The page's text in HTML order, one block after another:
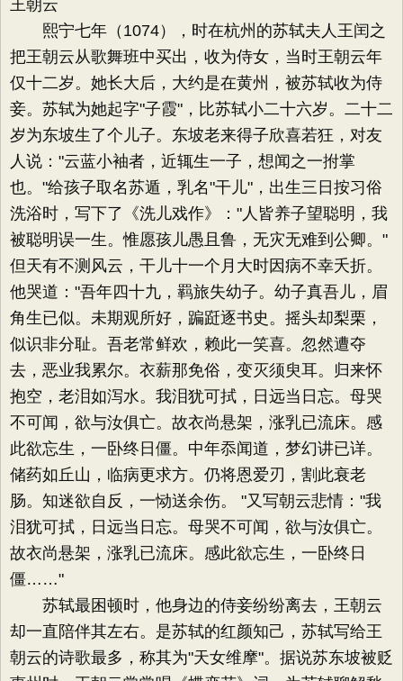
王朝云
熙宁七年（1074），时在杭州的苏轼夫人王闰之
把王朝云从歌舞班中买出，收为侍女，当时王朝云年
仅十二岁。她长大后，大约是在黄州，被苏轼收为侍
妾。苏轼为她起字"子霞"，比苏轼小二十六岁。二十二
岁为东坡生了个儿子。东坡老来得子欣喜若狂，对友
人说："云蓝小袖者，近辄生一子，想闻之一拊掌
也。"给孩子取名苏遁，乳名"干儿"，出生三日按习俗
洗浴时，写下了《洗儿戏作》："人皆养子望聪明，我
被聪明误一生。惟愿孩儿愚且鲁，无灾无难到公卿。"
但天有不测风云，干儿十一个月大时因病不幸夭折。
他哭道："吾年四十九，羁旅失幼子。幼子真吾儿，眉
角生已似。未期观所好，蹁跹逐书史。摇头却梨栗，
似识非分耻。吾老常鲜欢，赖此一笑喜。忽然遭夺
去，恶业我累尔。衣薪那免俗，变灭须臾耳。归来怀
抱空，老泪如泻水。我泪犹可拭，日远当日忘。母哭
不可闻，欲与汝俱亡。故衣尚悬架，涨乳已流床。感
此欲忘生，一卧终日僵。中年忝闻道，梦幻讲已详。
储药如丘山，临病更求方。仍将恩爱刃，割此衰老
肠。知迷欲自反，一恸送余伤。 "又写朝云悲情："我
泪犹可拭，日远当日忘。母哭不可闻，欲与汝俱亡。
故衣尚悬架，涨乳已流床。感此欲忘生，一卧终日
僵……"
苏轼最困顿时，他身边的侍妾纷纷离去，王朝云
却一直陪伴其左右。是苏轼的红颜知己，苏轼写给王
朝云的诗歌最多，称其为"天女维摩"。据说苏东坡被贬